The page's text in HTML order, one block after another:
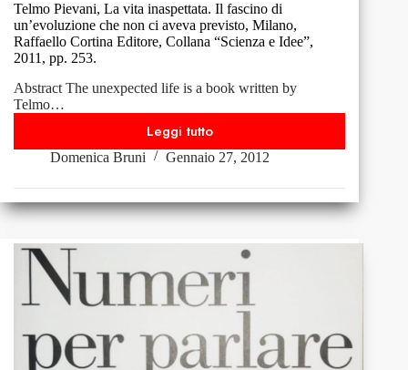
Telmo Pievani, La vita inaspettata. Il fascino di
un’evoluzione che non ci aveva previsto, Milano,
Raffaello Cortina Editore, Collana “Scienza e Idee”,
2011, pp. 253.
Abstract The unexpected life is a book written by
Telmo…
Leggi tutto
Telmo
Pievani,
vita
inaspettata.
Il
di
un’evoluzione
non
ci
Domenica Bruni Gennaio 27, 2012